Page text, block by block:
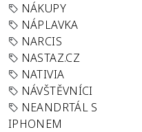
NÁKUPY
NÁPLAVKA
NARCIS
NASTAZ.CZ
NATIVIA
NÁVŠTĚVNÍCI
NEANDRTÁL S
IPHONEM